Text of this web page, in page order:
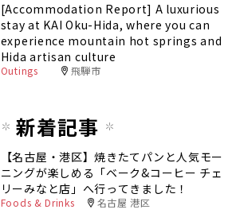
[Accommodation Report] A luxurious
stay at KAI Oku-Hida, where you can
experience mountain hot springs and
Hida artisan culture
Outings 飛騨市
新着記事
【名古屋・港区】焼きたてパンと人気モー
ニングが楽しめる「ベーク&コーヒー チェ
リーみなと店」へ行ってきました！
Foods & Drinks 名古屋 港区